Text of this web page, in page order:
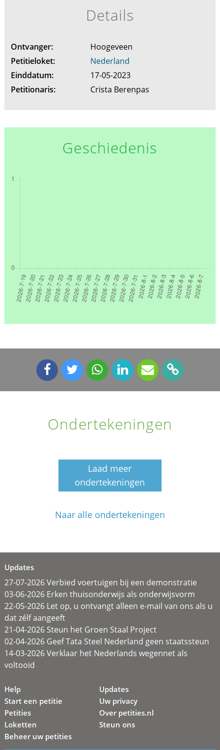
Details
Ontvanger:
Hoogeveen
Petitieloket:
Nederland
Einddatum:
17-05-2023
Petitionaris:
Crista Berenpas
Geschiedenis
Ondertekeningen
Laad meer
ondertekeningen
Naar alle ondertekeningen
Updates
27-07-2026 Verbied voertuigen bij een demonstratie
03-06-2026 Erken thuisonderwijs als onderwijsvorm
22-05-2026 Let op, u ontvangt alleen e-mail van ons als u
dat zélf aangeeft
21-04-2026 Steun het Groen Staal Project
02-04-2026 Geef Tata Steel Nederland geen staatssteun
14-03-2026 Verklaar het Nederlands wegennet als
voltooid
Help
Start een petitie
Petities
Loketten
Beheer uw petities
Updates
Uw privacy
Over petities.nl
Steun ons